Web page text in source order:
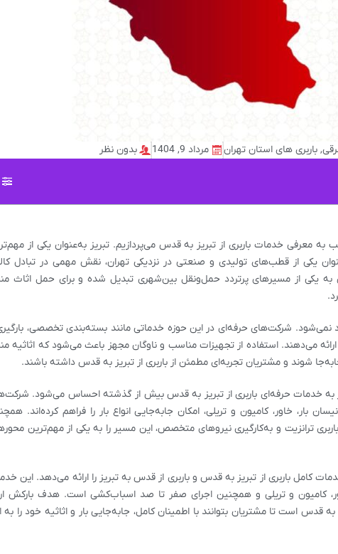
, باربری های استان تهران مرداد 9, 1404 بدون نظر
معرفی خدمات باربری از تبریز به قدس می‌پردازیم. تبریز به‌عنوان یکی از
یکی از قطب‌های تولیدی و صنعتی در نزدیکی تهران، نقش مهمی در تبادل
به یکی از مسیرهای پرتردد حمل‌ونقل بین‌شهری تبدیل شده و برای حمل اثاث
نمی‌شود. شرکت‌های حرفه‌ای در این حوزه خدماتی مانند بسته‌بندی تخصصی،
می‌دهند. استفاده از تجهیزات مناسب و ناوگان مجهز باعث می‌شود که اثاثیه
شوند و مشتریان تجربه‌ای مطمئن از باربری از تبریز به قدس داشته باشند.
به خدمات حرفه‌ای باربری از تبریز به قدس بیش از گذشته احساس می‌شود.
بار، خاور، کامیون و تریلی، امکان جابه‌جایی انواع بار را فراهم کرده‌اند.
ترانزیت و به‌کارگیری نیروهای متخصص، این مسیر را به یکی از مهم‌ترین
کامل باربری از تبریز به قدس و باربری از قدس به تبریز را ارائه می‌دهد. این
کامیون و تریلی و همچنین اجرای صفر تا صد اسباب‌کشی است. هدف بارکش
به قدس است تا مشتریان بتوانند با اطمینان کامل، جابه‌جایی بار و اثاثیه خود را به